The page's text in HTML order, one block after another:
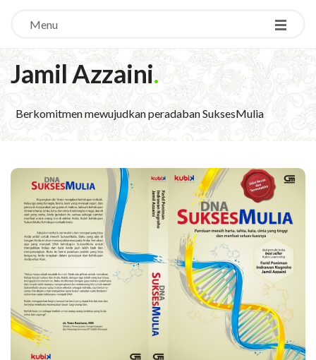
Menu
Jamil Azzaini.
Berkomitmen mewujudkan peradaban SuksesMulia